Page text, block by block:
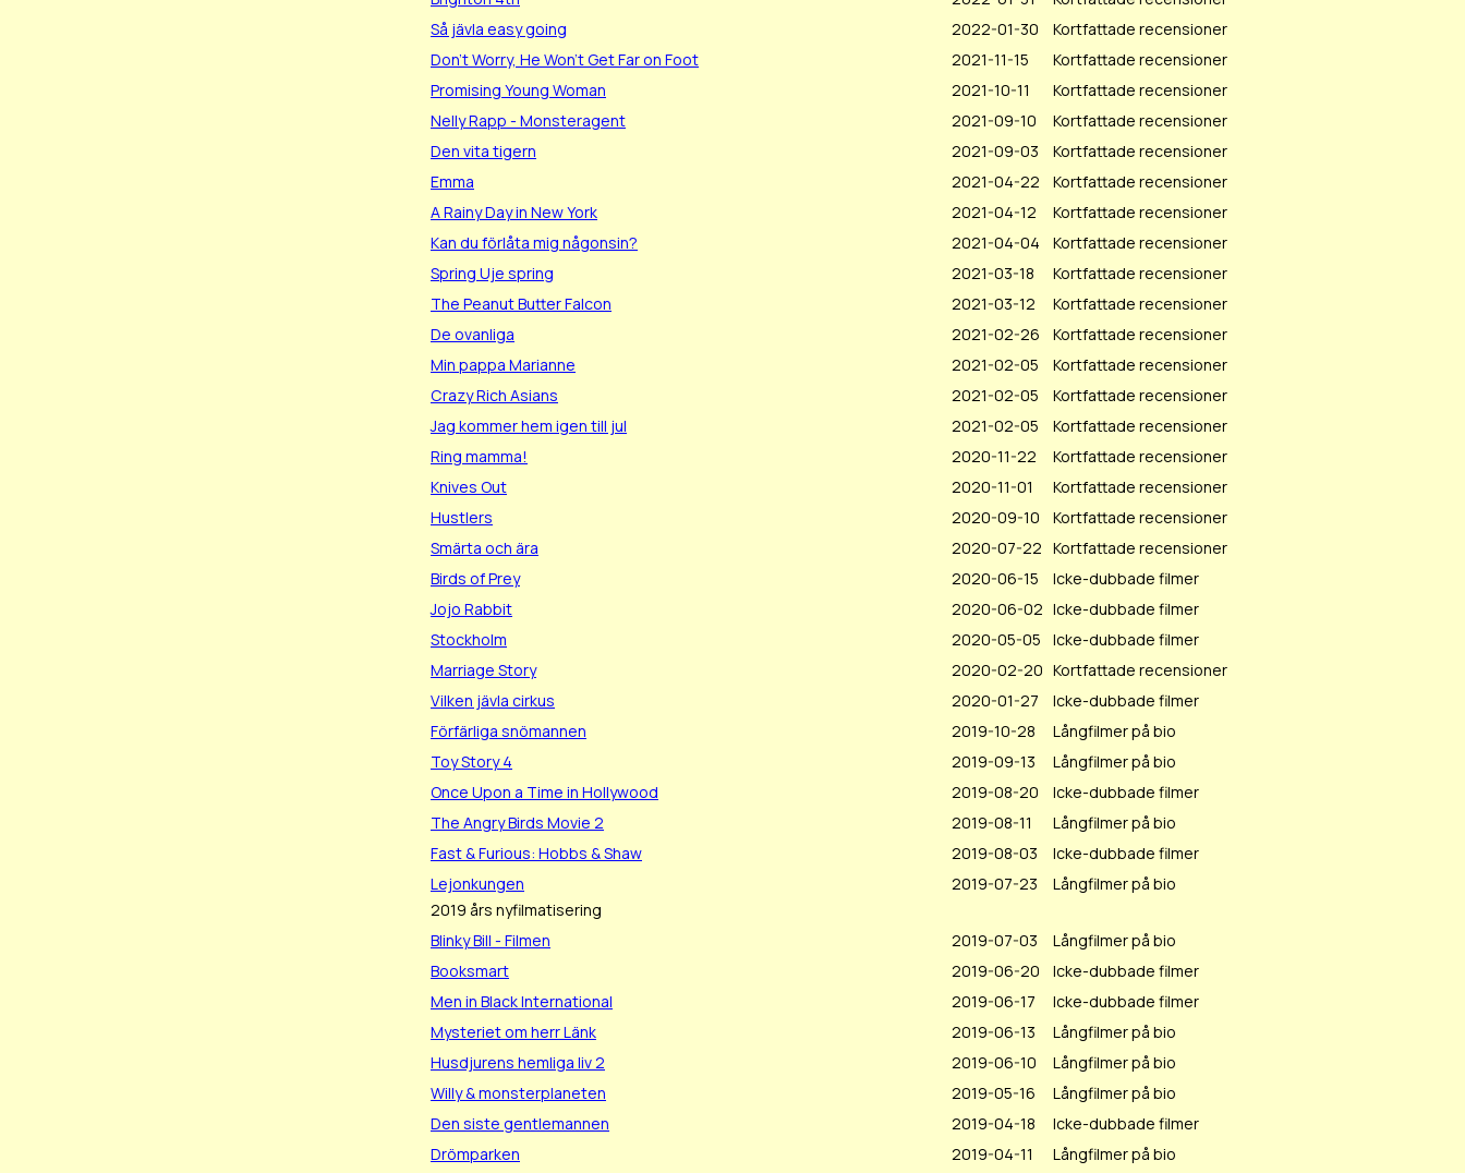
Så jävla easy going
2022-01-30
Kortfattade recensioner
Don't Worry, He Won't Get Far on Foot
2021-11-15
Kortfattade recensioner
Promising Young Woman
2021-10-11
Kortfattade recensioner
Nelly Rapp - Monsteragent
2021-09-10
Kortfattade recensioner
Den vita tigern
2021-09-03
Kortfattade recensioner
Emma
2021-04-22
Kortfattade recensioner
A Rainy Day in New York
2021-04-12
Kortfattade recensioner
Kan du förlåta mig någonsin?
2021-04-04
Kortfattade recensioner
Spring Uje spring
2021-03-18
Kortfattade recensioner
The Peanut Butter Falcon
2021-03-12
Kortfattade recensioner
De ovanliga
2021-02-26
Kortfattade recensioner
Min pappa Marianne
2021-02-05
Kortfattade recensioner
Crazy Rich Asians
2021-02-05
Kortfattade recensioner
Jag kommer hem igen till jul
2021-02-05
Kortfattade recensioner
Ring mamma!
2020-11-22
Kortfattade recensioner
Knives Out
2020-11-01
Kortfattade recensioner
Hustlers
2020-09-10
Kortfattade recensioner
Smärta och ära
2020-07-22 Kortfattade recensioner
Birds of Prey
2020-06-15
Icke-dubbade filmer
Jojo Rabbit
2020-06-02 Icke-dubbade filmer
Stockholm
2020-05-05
Icke-dubbade filmer
Marriage Story
2020-02-20 Kortfattade recensioner
Vilken jävla cirkus
2020-01-27
Icke-dubbade filmer
Förfärliga snömannen
2019-10-28
Långfilmer på bio
Toy Story 4
2019-09-13
Långfilmer på bio
Once Upon a Time in Hollywood
2019-08-20
Icke-dubbade filmer
The Angry Birds Movie 2
2019-08-11
Långfilmer på bio
Fast & Furious: Hobbs & Shaw
2019-08-03
Icke-dubbade filmer
Lejonkungen
2019 års nyfilmatisering
2019-07-23 Långfilmer på bio
Blinky Bill - Filmen 2019-07-03
Långfilmer på bio
Booksmart
2019-06-20
Icke-dubbade filmer
Men in Black International
2019-06-17
Icke-dubbade filmer
Mysteriet om herr Länk
2019-06-13
Långfilmer på bio
Husdjurens hemliga liv 2
2019-06-10
Långfilmer på bio
Willy & monsterplaneten
2019-05-16
Långfilmer på bio
Den siste gentlemannen
2019-04-18
Icke-dubbade filmer
Drömparken
2019-04-11
Långfilmer på bio